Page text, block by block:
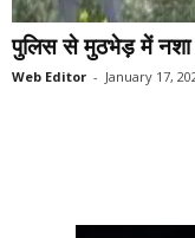
पुलिस से मुठभेड़ में नशा
Web Editor - January 17,